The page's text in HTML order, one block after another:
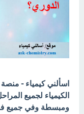
اسألني كيمياء -
الكيمياء لجميع
ومبسطة وفي جميع